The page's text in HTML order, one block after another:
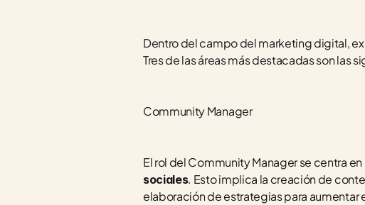
Dentro del campo del marketing digital,
Tres de las áreas más destacadas son las
Community Manager
El rol del Community Manager se centra en
sociales. Esto implica la creación de
elaboración de estrategias para